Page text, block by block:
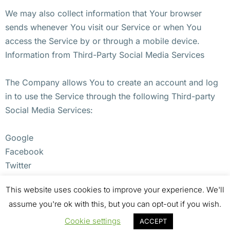
We may also collect information that Your browser
sends whenever You visit our Service or when You
access the Service by or through a mobile device.
Information from Third-Party Social Media Services
The Company allows You to create an account and log
in to use the Service through the following Third-party
Social Media Services:
Google
Facebook
Twitter
If You decide to register through or otherwise grant us
access to a Third-Party Social Media Service, We may
collect Personal data that is already associated with
This website uses cookies to improve your experience. We'll
assume you're ok with this, but you can opt-out if you wish.
Cookie settings
ACCEPT